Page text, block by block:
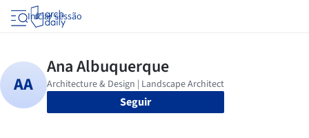
Iniciar sessão
Seguir